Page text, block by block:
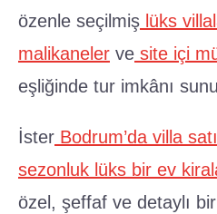
özenle seçilmiş lüks
malikaneler ve site içi
eşliğinde tur imkânı
İster Bodrum’da villa
sezonluk lüks bir ev
özel, şeffaf ve detaylı